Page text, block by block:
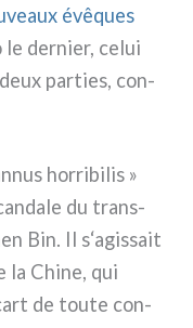
évê­ques
der­nier, celui
deux par­ties, con­
hor­ri­bi­lis »
du trans­
Bin. Il s‘agissait
la Chine, qui
de tou­te con­